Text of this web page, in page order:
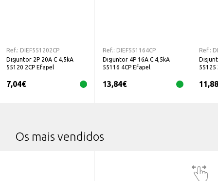
Ref.: DIEF551202CP
Disjuntor 2P 20A C 4,5kA
55120 2CP Efapel
7,04€
Ref.: DIEF551164CP
Disjuntor 4P 16A C 4,5kA
55116 4CP Efapel
13,84€
Ref.:
55125
11,88
Os mais vendidos